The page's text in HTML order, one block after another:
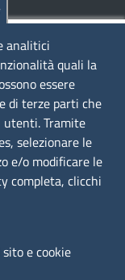
analitici
quali la
essere
di terze parti che
utenti. Tramite
selezionare le
e/o modificare le
completa, clicchi
e cookie